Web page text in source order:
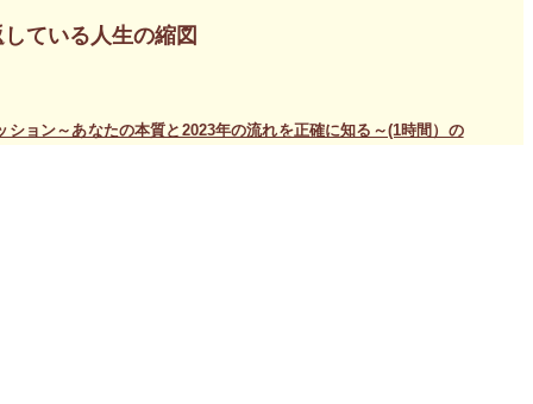
ている人生の縮図
ョン～あなたの本質と2023年の流れを正確に知る～(1時間）の